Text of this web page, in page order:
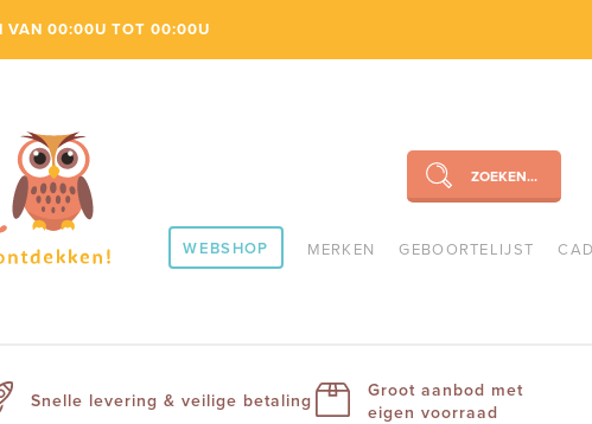
VAN 00:00U TOT 00:00U
ZOEKEN...
SEARCH
WEBSHOP MERKEN GEBOORTELIJST
Snelle levering & veilige betaling
Groot aanbod met
eigen voorraad